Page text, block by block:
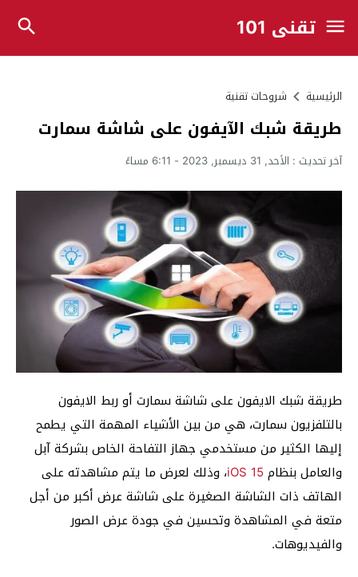
تقني 101
الرئيسية شروحات تقنية
طريقة شبك الآيفون على شاشة سمارت
آخر تحديث : الأحد, 31 ديسمبر, 2023 - 6:11 مساءً
طريقة شبك الايفون على شاشة سمارت أو ربط الايفون
بالتلفزيون سمارت، هي من بين الأشياء المهمة التي يطمح
إليها الكثير من مستخدمي جهاز التفاحة الخاص بشركة آبل
والعامل بنظام iOS 15، وذلك لعرض ما يتم مشاهدته على
الهاتف ذات الشاشة الصغيرة على شاشة عرض أكبر من أجل
متعة في المشاهدة وتحسين في جودة عرض الصور
والفيديوهات.